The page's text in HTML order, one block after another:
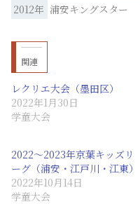
2012年 浦安キングスター
関連
レクリエ大会（墨田区）
2022年1月30日
学童大会
2022～2023年京葉キッズリ
ーグ（浦安・江戸川・江東）
2022年10月14日
学童大会